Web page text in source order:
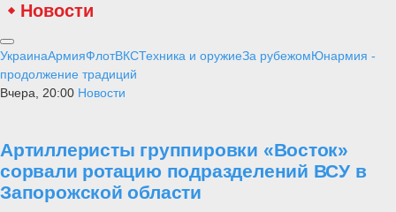
Новости
УкраинаАрмияФлотВКСТехника и оружиеЗа рубежомЮнармия -
продолжение традиций
Вчера, 20:00 Новости
Артиллеристы группировки «Восток»
сорвали ротацию подразделений ВСУ в
Запорожской области